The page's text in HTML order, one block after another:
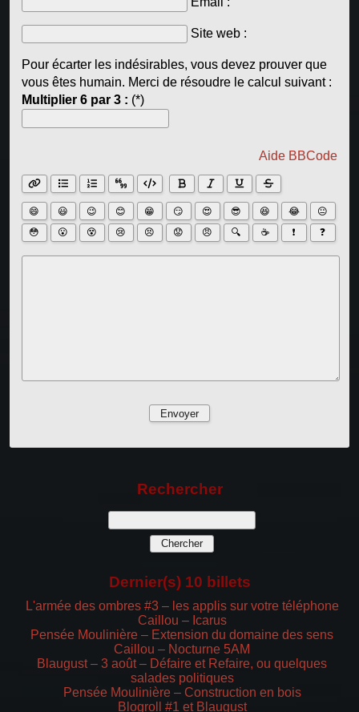
Site web :
Pour écarter les indésirables, vous devez prouver que
vous êtes humain. Merci de résoudre le calcul suivant :
Multiplier 6 par 3 : (*)
Aide BBCode
😄 😃 😉 😊 😁 😏 😍 😎 😆 😂
😐
😳
😮 😵 😢 😣 😟 😠 🔍 ☕ ❗ ❓
Rechercher
Dernier(s) 10 billets
L'armée des ombres #3 – les applis sur votre téléphone
Caillou – Icarus
Pensée Moulinière – Extension du domaine des sens
Caillou – Nocturne 5AM
Blaugust – 3 août – Défaire et Refaire, ou quelques
salades politiques
Pensée Moulinière – Construction en bois
Blogroll #1 et Blaugust